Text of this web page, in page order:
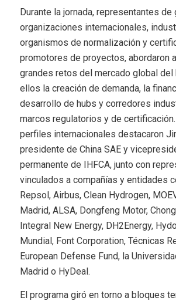
Durante la jornada, representantes de
organizaciones internacionales,
organismos de normalización y
promotores de proyectos, abordaron
grandes retos del mercado global del
ellos la creación de demanda, la
desarrollo de hubs y corredores
marcos regulatorios y de
perfiles internacionales destacaron
presidente de China SAE y
permanente de IHFCA, junto con
vinculados a compañías y entidades
Repsol, Airbus, Clean Hydrogen,
Madrid, ALSA, Dongfeng Motor,
Integral New Energy, DH2Energy,
Mundial, Font Corporation, Técnicas
European Defense Fund, la
Madrid o HyDeal.
El programa giró en torno a bloques